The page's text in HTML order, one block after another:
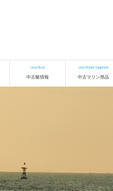
Used Boat
中古艇情報
Used Marine Equipment
中古マリン用品